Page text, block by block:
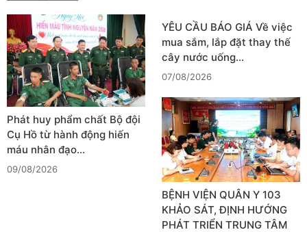
Phát huy phẩm chất Bộ đội
Cụ Hồ từ hành động hiến
máu nhân đạo…
09/08/2026
YÊU CẦU BÁO GIÁ Về việc
mua sắm, lắp đặt thay thế
cây nước uống…
07/08/2026
BỆNH VIỆN QUÂN Y 103
KHẢO SÁT, ĐỊNH HƯỚNG
PHÁT TRIỂN TRUNG TÂM